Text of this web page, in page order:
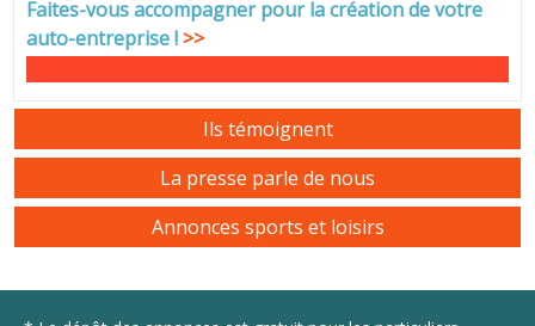
Faites-vous accompagner pour la création de votre
auto-entreprise! >>
Ils témoignent
La presse parle de nous
Annonces sports et loisirs